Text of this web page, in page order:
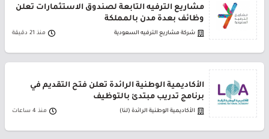
مشاريع الترفيه التابعة لصندوق الاستثمارات تعلن
وظائف بعدة مدن بالمملكة
شركة مشاريع الترفيه السعودية منذ 21 دقيقة
الأكاديمية الوطنية الرائدة تعلن فتح التقديم في
برنامج تدريب مبتدئ بالتوظيف
الأكاديمية الوطنية الرائدة (لنا) منذ 4 ساعات